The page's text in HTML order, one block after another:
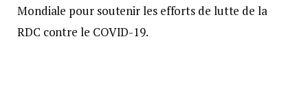
Mondiale pour soutenir les efforts de lutte de la
RDC contre le COVID-19.